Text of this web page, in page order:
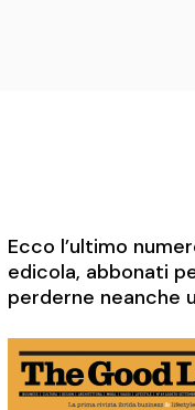
Ecco l’ultimo
edicola, abbonati
perderne neanche